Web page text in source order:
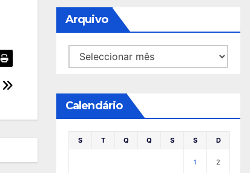
Arquivo
Arquivo
Calendário
S T Q Q S S D
1 2